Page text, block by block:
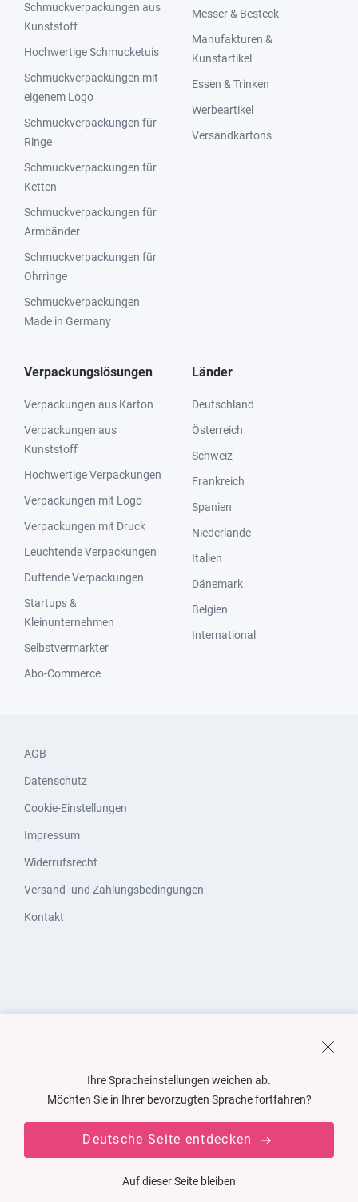
Schmuckverpackungen aus
Kunststoff
Hochwertige Schmucketuis
Schmuckverpackungen mit
eigenem Logo
Schmuckverpackungen für
Ringe
Schmuckverpackungen für
Ketten
Schmuckverpackungen für
Armbänder
Schmuckverpackungen für
Ohrringe
Schmuckverpackungen
Made in Germany
Messer & Besteck
Manufakturen &
Kunstartikel
Essen & Trinken
Werbeartikel
Versandkartons
Verpackungslösungen
Verpackungen aus Karton
Verpackungen aus
Kunststoff
Hochwertige Verpackungen
Verpackungen mit Logo
Verpackungen mit Druck
Leuchtende Verpackungen
Duftende Verpackungen
Startups &
Kleinunternehmen
Selbstvermarkter
Abo-Commerce
Länder
Deutschland
Österreich
Schweiz
Frankreich
Spanien
Niederlande
Italien
Dänemark
Belgien
International
AGB
Datenschutz
Cookie-Einstellungen
Impressum
Widerrufsrecht
Versand- und Zahlungsbedingungen
Kontakt
Ihre Spracheinstellungen weichen ab.
Möchten Sie in Ihrer bevorzugten Sprache fortfahren?
Deutsche Seite entdecken
Auf dieser Seite bleiben